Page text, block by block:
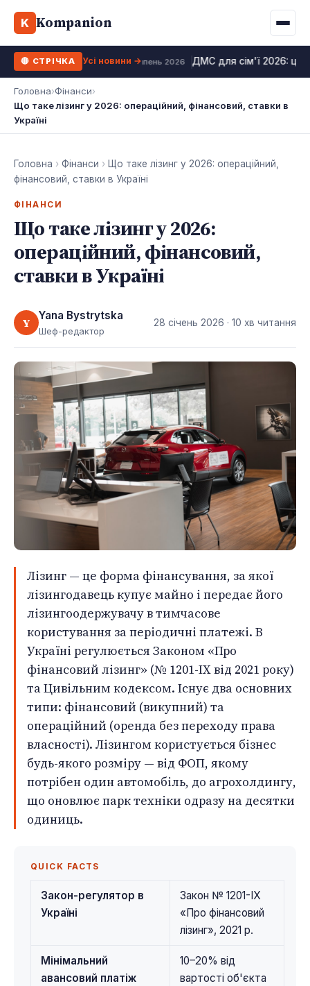
K Kompanion
Калькулятор МФО
Усі 10 МФО →
Життя
Усі види
WhiteBIT
Kuna
Bybit
OKX
Іпотека
Депозит
Рефінансування
ФОП податки
🔴 СТРІЧКА 24 липень 2026 ДМС для сім'ї 2026:
Усі новини →
Головна›Фінанси›
Що таке лізинг у 2026: операційний, фінансовий, ставки в
Україні
Головна › Фінанси › Що таке лізинг у 2026: операційний,
фінансовий, ставки в Україні
ФІНАНСИ
Що таке лізинг у 2026:
операційний, фінансовий,
ставки в Україні
Y Yana Bystrytska
Шеф-редактор
28 січень 2026 · 10 хв читання
Лізинг — це форма фінансування, за якої
лізингодавець купує майно і передає його
лізингоодержувачу в тимчасове
користування за періодичні платежі. В
Україні регулюється Законом «Про
фінансовий лізинг» (№ 1201-IX від 2021 року)
та Цивільним кодексом. Існує два основних
типи: фінансовий (викупний) та
операційний (оренда без переходу права
власності). Лізингом користується бізнес
будь-якого розміру — від ФОП, якому
потрібен один автомобіль, до агрохолдингу,
що оновлює парк техніки одразу на десятки
одиниць.
QUICK FACTS
Закон-регулятор в
Україні
Закон № 1201-IX
«Про фінансовий
лізинг», 2021 р.
Мінімальний
авансовий платіж
10–20% від
вартості об'єкта